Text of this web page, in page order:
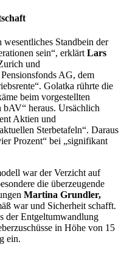
Standbein der
sein“, erklärt Lars
und
AG, dem
Golatka rührte die
beim vorgestellten
bAV“ heraus. Ursächlich
Aktien und
Sterbetafeln“. Daraus
Prozent“ bei „signifikant
war der Verzicht auf
die überzeugende
Martina Grundler,
war und Sicherheit schafft.
der Entgeltumwandlung
in Höhe von 15
ein.